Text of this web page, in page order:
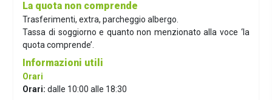
La quota non comprende
Trasferimenti, extra, parcheggio albergo.
Tassa di soggiorno e quanto non menzionato alla voce ‘la
quota comprende’.
Informazioni utili
Orari
Orari: dalle 10:00 alle 18:30